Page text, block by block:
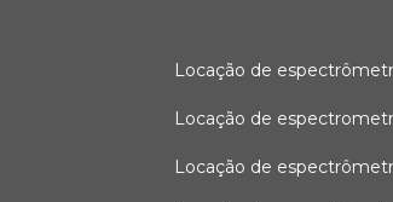
locação de
locação de
locação de